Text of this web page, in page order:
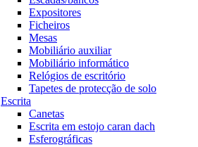
Expositores
Ficheiros
Mesas
Mobiliário auxiliar
Mobiliário informático
Relógios de escritório
Tapetes de protecção de solo
Escrita
Canetas
Escrita em estojo caran dach
Esferográficas